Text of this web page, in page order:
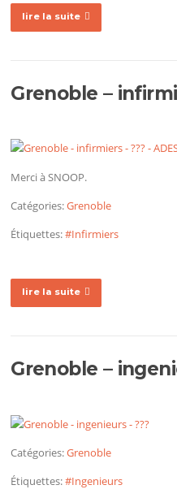
lire la suite
Grenoble –
Merci à SNOOP.
Catégories:Grenoble
Étiquettes:#Infirmiers
lire la suite
Grenoble –
Catégories:Grenoble
Étiquettes:#Ingenieurs